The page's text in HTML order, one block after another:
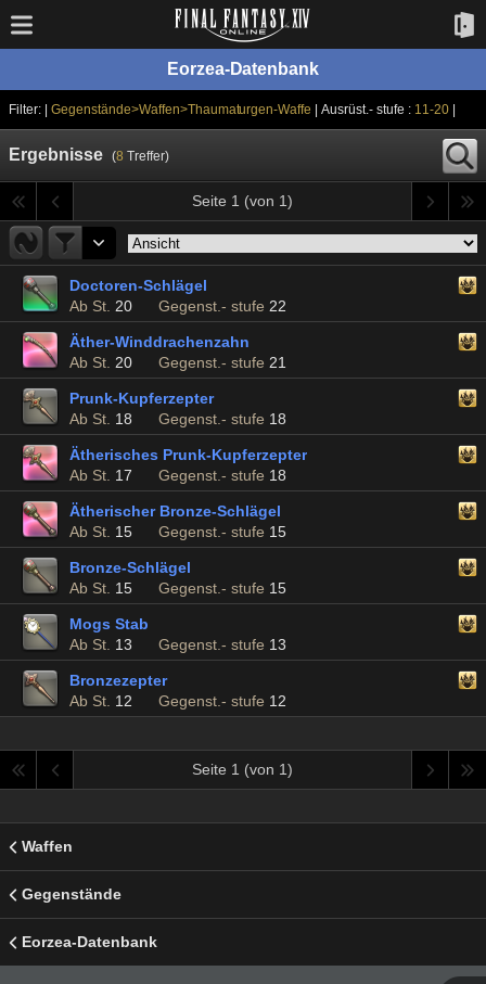
Eorzea-Datenbank
Filter: | Gegenstände>Waffen>Thaumaturgen-Waffe | Ausrüst.- stufe : 11-20|
Ergebnisse (8 Treffer)
Seite 1 (von 1)
Doctoren-Schlägel
Ab St. 20 Gegenst.- stufe 22
Äther-Winddrachenzahn
Ab St. 20 Gegenst.- stufe 21
Prunk-Kupferzepter
Ab St. 18 Gegenst.- stufe 18
Ätherisches Prunk-Kupferzepter
Ab St. 17 Gegenst.- stufe 18
Ätherischer Bronze-Schlägel
Ab St. 15 Gegenst.- stufe 15
Bronze-Schlägel
Ab St. 15 Gegenst.- stufe 15
Mogs Stab
Ab St. 13 Gegenst.- stufe 13
Bronzezepter
Ab St. 12 Gegenst.- stufe 12
Seite 1 (von 1)
Waffen
Gegenstände
Eorzea-Datenbank